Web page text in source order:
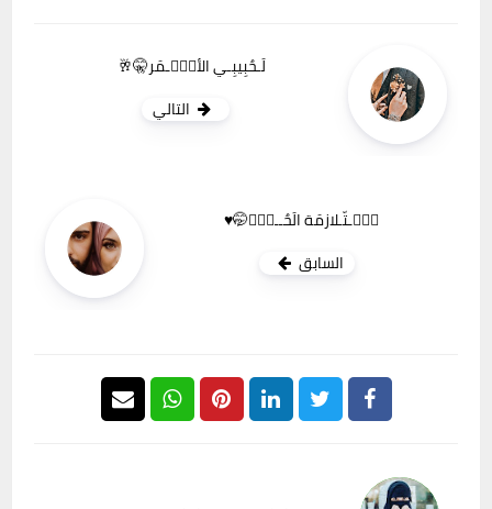
لَـحٌبِيبِـي الأسۣۗـمَر🤫🥂
التالي
مۣۗـتّـلازمَة الَحٌــبۣۗ🤭♥️
السابق